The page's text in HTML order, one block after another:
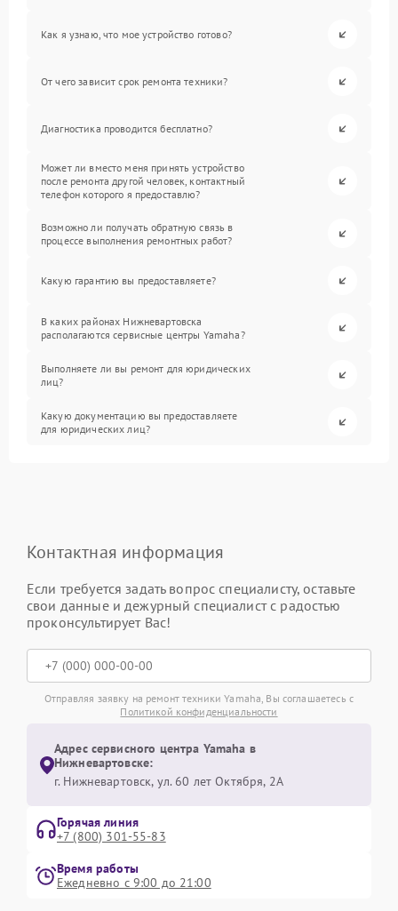
Как я узнаю, что мое устройство готово?
От чего зависит срок ремонта техники?
Диагностика проводится бесплатно?
Может ли вместо меня принять устройство
после ремонта другой человек, контактный
телефон которого я предоставлю?
Возможно ли получать обратную связь в
процессе выполнения ремонтных работ?
Какую гарантию вы предоставляете?
В каких районах Нижневартовска
располагаются сервисные центры Yamaha?
Выполняете ли вы ремонт для юридических
лиц?
Какую документацию вы предоставляете
для юридических лиц?
Контактная информация
Если требуется задать вопрос специалисту, оставьте
свои данные и дежурный специалист с радостью
проконсультирует Вас!
Отправляя заявку на ремонт техники Yamaha, Вы соглашаетесь с
Политикой конфиденциальности
Адрес сервисного центра Yamaha в
Нижневартовске:
г. Нижневартовск, ул. 60 лет Октября, 2А
Горячая линия
+7 (800) 301-55-83
Время работы
Ежедневно с 9:00 до 21:00